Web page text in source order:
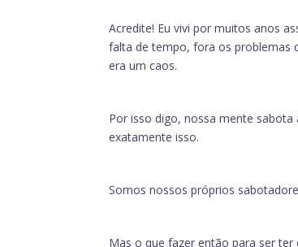
Acredite! Eu vivi por muitos anos
falta de tempo, fora os problemas
era um caos.
Por isso digo, nossa mente
exatamente isso.
Somos nossos próprios
Mas o que fazer então para ser